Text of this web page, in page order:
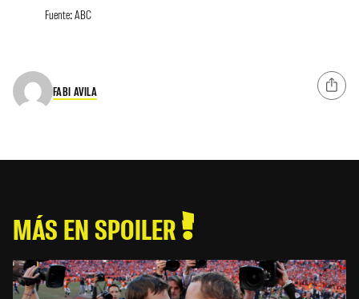
Fuente: ABC
FABI AVILA
MÁS EN SPOILER